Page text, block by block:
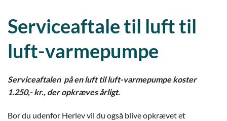
Serviceaftale til luft til
luft-varmepumpe
Serviceaftalen på en luft til luft-varmepumpe koster
1.250,- kr., der opkræves årligt.
Bor du udenfor Herlev vil du også blive opkrævet et